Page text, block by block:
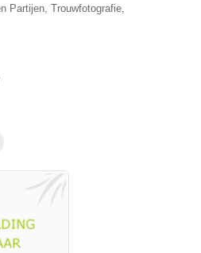
Partijen, Trouwfotografie,